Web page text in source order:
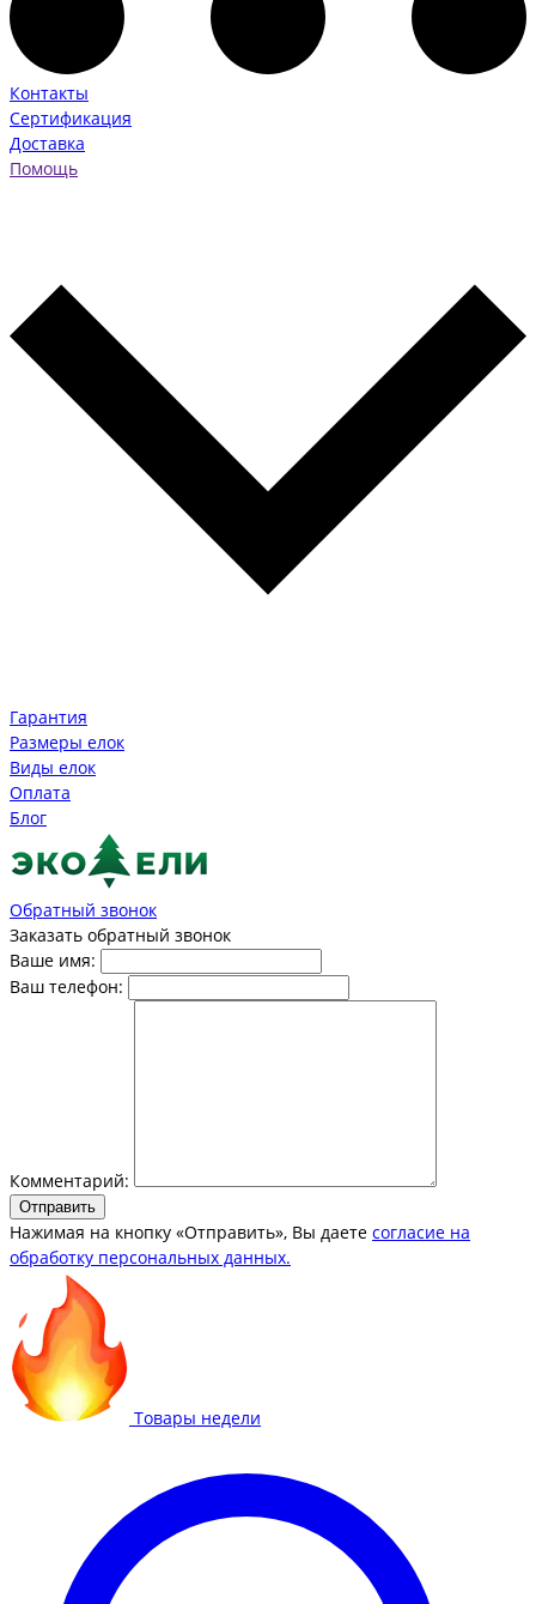
Контакты
Сертификация
Доставка
Помощь
Гарантия
Размеры елок
Виды елок
Оплата
Блог
Обратный звонок
Заказать обратный звонок
Ваше имя:
Ваш телефон:
Комментарий:
Отправить
Нажимая на кнопку «Отправить», Вы даете согласие на
обработку персональных данных.
Товары недели